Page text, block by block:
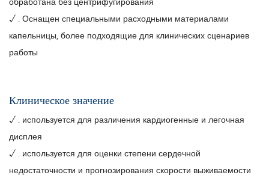
√ . Оснащен специальными расходными материалами
капельницы, более подходящие для клинических сценариев
работы
Клиническое значение
√ . используется для различения кардиогенные и легочная
дисплея
√ . используется для оценки степени сердечной
недостаточности и прогнозирования скорости выживаемости